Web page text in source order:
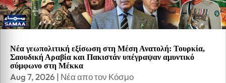
Νέα γεωπολιτική εξίσωση στη Μέση Ανατολή: Τουρκία,
Σαουδική Αραβία και Πακιστάν υπέγραψαν αμυντικό
σύμφωνο στη Μέκκα
Aug 7, 2026 | Νέα απο τον Κόσμο